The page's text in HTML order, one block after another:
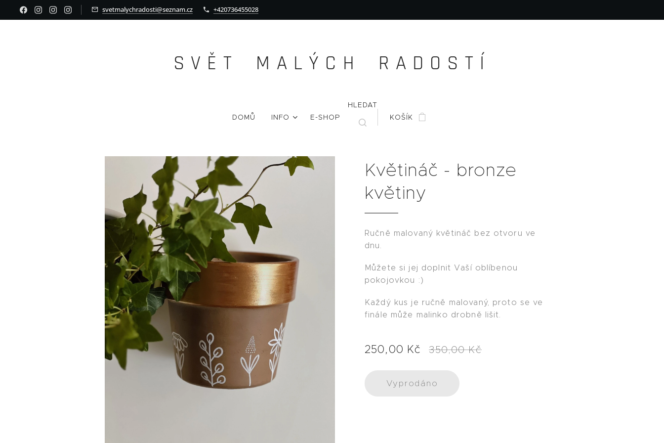
svetmalychradosti@seznam.cz +420736455028
S V Ě T M A L Ý C H R A D O S T Í
DOMŮ INFO E-SHOP
HLEDAT
KOŠÍK
Květináč - bronze
květiny
Ručně malovaný květináč bez otvoru ve
dnu.
Můžete si jej doplnit Vaší oblíbenou
pokojovkou :)
Každý kus je ručně malovaný, proto se ve
finále může malinko drobně lišit.
250,00 Kč 350,00Kč
Vyprodáno